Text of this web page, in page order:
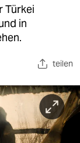
Türkei
in
teilen